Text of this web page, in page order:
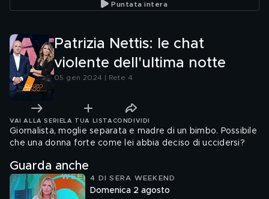
Puntata intera
Patrizia Nettis: le chat
violente dell'ultima notte
05 gen 2024 | Rete 4
VAI ALLA SERIE LA TUA LISTA CONDIVIDI
Giornalista, moglie separata e madre di un bimbo. Possibile
che una donna forte come lei abbia deciso di uccidersi?
Guarda anche
4 DI SERA WEEKEND
Domenica 2 agosto